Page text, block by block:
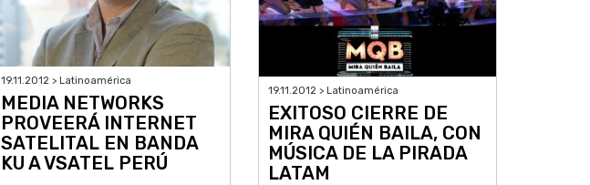
19.11.2012 > Latinoamérica
MEDIA NETWORKS
PROVEERÁ INTERNET
SATELITAL EN BANDA
KU A VSATEL PERÚ
19.11.2012 > Latinoamérica
EXITOSO CIERRE DE
MIRA QUIÉN BAILA, CON
MÚSICA DE LA PIRADA
LATAM